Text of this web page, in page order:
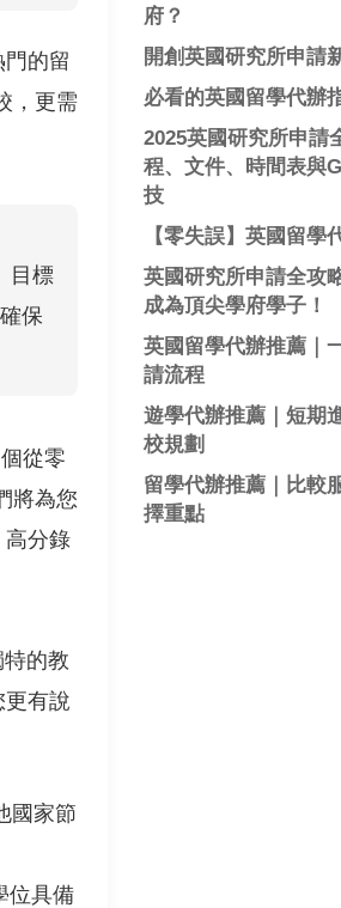
的留
，更需
目標
保
從零
將為您
高分錄
的教
有說
國家節
位具備
府？
開創英國研究所申請
必看的英國留學代辦
2025英國研究所申請
程、文件、時間表與
技
【零失誤】英國留學
英國研究所申請全攻
成為頂尖學府學子！
英國留學代辦推薦｜
請流程
遊學代辦推薦｜短期
校規劃
留學代辦推薦｜比較
擇重點